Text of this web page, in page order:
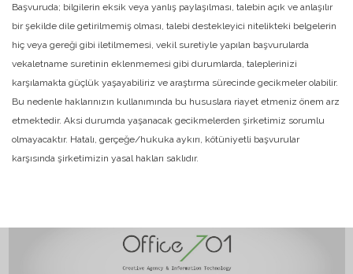
Başvuruda; bilgilerin eksik veya yanlış paylaşılması, talebin açık ve anlaşılır
bir şekilde dile getirilmemiş olması, talebi destekleyici nitelikteki belgelerin
hiç veya gereği gibi iletilmemesi, vekil suretiyle yapılan başvurularda
vekaletname suretinin eklenmemesi gibi durumlarda, taleplerinizi
karşılamakta güçlük yaşayabiliriz ve araştırma sürecinde gecikmeler olabilir.
Bu nedenle haklarınızın kullanımında bu hususlara riayet etmeniz önem arz
etmektedir. Aksi durumda yaşanacak gecikmelerden şirketimiz sorumlu
olmayacaktır. Hatalı, gerçeğe/hukuka aykırı, kötüniyetli başvurular
karşısında şirketimizin yasal hakları saklıdır.